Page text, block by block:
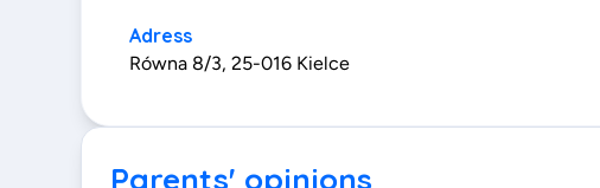
Adress
Równa 8/3, 25-016 Kielce
Parents' opinions